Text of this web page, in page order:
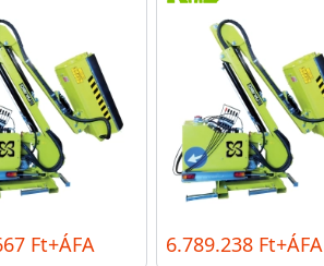
Ft+ÁFA 6.789.238 Ft+ÁFA